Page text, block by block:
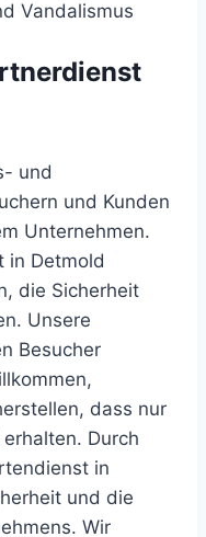
Vandalismus
und
und Kunden
Unternehmen.
in Detmold
die Sicherheit
Unsere
Besucher
dass nur
Durch
in
und die
Wir